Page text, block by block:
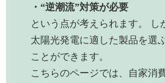
・“逆潮流”対策が必要
という点が考えられます。 し
太陽光発電に適した製品を選
ことができます。
こちらのページでは、自家消